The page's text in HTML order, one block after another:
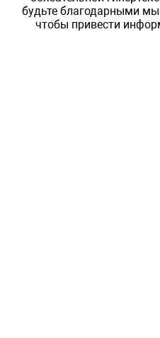
будьте благодарными
чтобы привести